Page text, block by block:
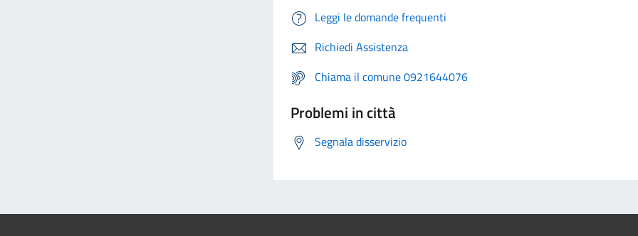
Leggi le domande frequenti
Richiedi Assistenza
Chiama il comune 0921644076
Problemi in città
Segnala disservizio